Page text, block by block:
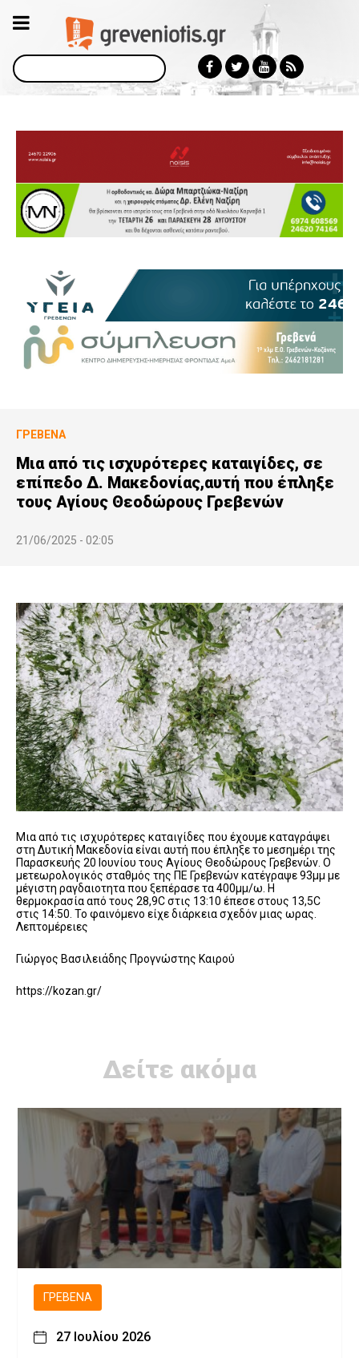
Αναζήτηση
ΓΡΕΒΕΝΆ
Μια από τις ισχυρότερες καταιγίδες, σε
επίπεδο Δ. Μακεδονίας,αυτή που έπληξε
τους Αγίους Θεοδώρους Γρεβενών
21/06/2025 - 02:05
Μια από τις ισχυρότερες καταιγίδες που έχουμε καταγράψει
στη Δυτική Μακεδονία είναι αυτή που έπληξε το μεσημέρι της
Παρασκευής 20 Ιουνίου τους Αγίους Θεοδώρους Γρεβενών. Ο
μετεωρολογικός σταθμός της ΠΕ Γρεβενών κατέγραψε 93μμ με
μέγιστη ραγδαιοτητα που ξεπέρασε τα 400μμ/ω. Η
θερμοκρασία από τους 28,9C στις 13:10 έπεσε στους 13,5C
στις 14:50. Το φαινόμενο είχε διάρκεια σχεδόν μιας ωρας.
Λεπτομέρειες
Γιώργος Βασιλειάδης Προγνώστης Καιρού
https://kozan.gr/
Δείτε ακόμα
ΓΡΕΒΕΝΆ
27 Ιουλίου 2026